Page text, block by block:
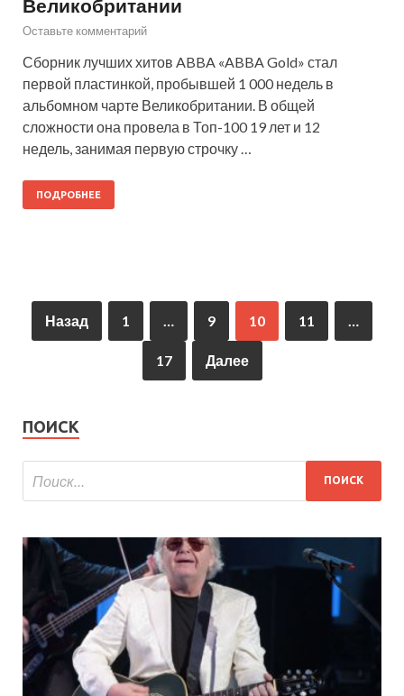
Великобритании
Оставьте комментарий
Сборник лучших хитов ABBA «ABBA Gold» стал
первой пластинкой, пробывшей 1 000 недель в
альбомном чарте Великобритании. В общей
сложности она провела в Топ-100 19 лет и 12
недель, занимая первую строчку …
ПОДРОБНЕЕ
Назад 1 … 9 10 11 …
17 Далее
ПОИСК